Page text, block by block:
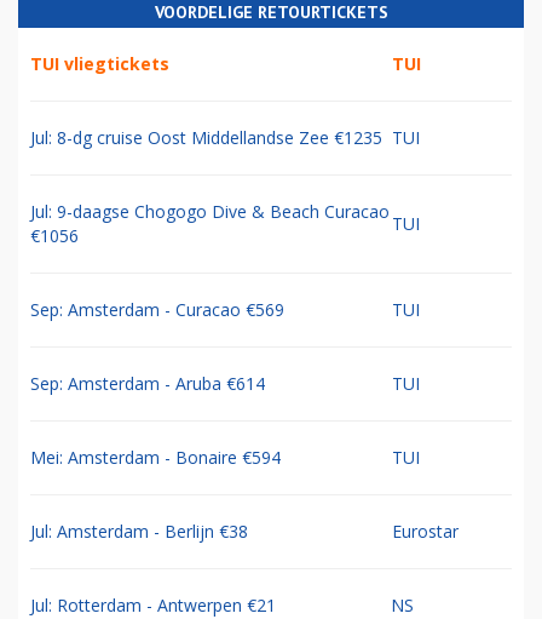
VOORDELIGE RETOURTICKETS
TUI vliegtickets TUI
Jul: 8-dg cruise Oost Middellandse Zee €1235 TUI
Jul: 9-daagse Chogogo Dive & Beach Curacao
€1056
TUI
Sep: Amsterdam - Curacao €569 TUI
Sep: Amsterdam - Aruba €614 TUI
Mei: Amsterdam - Bonaire €594 TUI
Jul: Amsterdam - Berlijn €38 Eurostar
Jul: Rotterdam - Antwerpen €21 NS